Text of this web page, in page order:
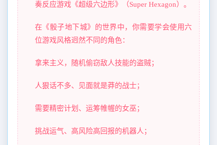
奏反应游戏《超级六边形》（Super Hexagon）。
在《骰子地下城》的世界中，你需要学会使用六
位游戏风格迥然不同的角色：
拿来主义，随机偷窃敌人技能的盗贼；
人狠话不多、见面就是莽的战士；
需要精密计划、运筹帷幄的女巫；
挑战运气、高风险高回报的机器人；